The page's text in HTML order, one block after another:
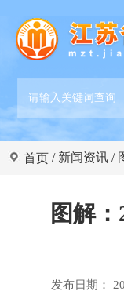
首页 / 新闻资讯 /
图解
发布日期：